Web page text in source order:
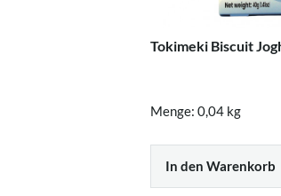
Tokimeki Biscuit
Menge: 0,04 kg
In den Warenkorb